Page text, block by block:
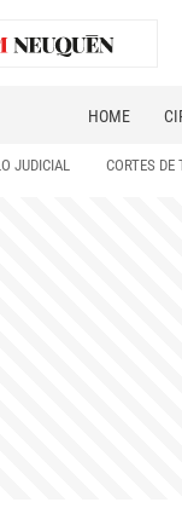
HOME
JUDICIAL CORTES DE